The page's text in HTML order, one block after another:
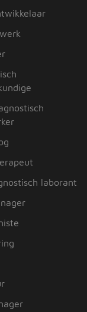
laborant